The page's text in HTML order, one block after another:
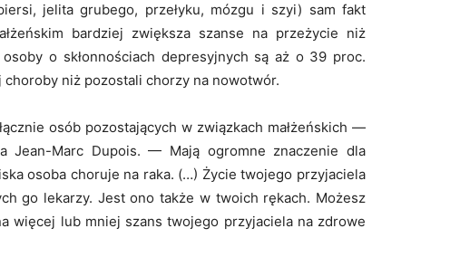
jelita grubego, przełyku, mózgu i szyi) sam fakt
bardziej zwiększa szanse na przeżycie niż
o skłonnościach depresyjnych są aż o 39 proc.
niż pozostali chorzy na nowotwór.
osób pozostających w związkach małżeńskich —
Jean-Marc Dupois. — Mają ogromne znaczenie dla
osoba choruje na raka. (…) Życie twojego przyjaciela
go lekarzy. Jest ono także w twoich rękach. Możesz
więcej lub mniej szans twojego przyjaciela na zdrowe